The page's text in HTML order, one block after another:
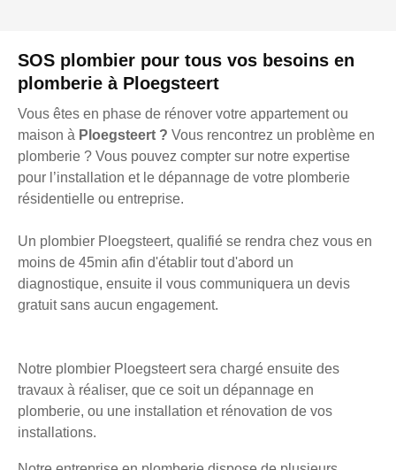
SOS plombier pour tous vos besoins en
plomberie à Ploegsteert
Vous êtes en phase de rénover votre appartement ou
maison à Ploegsteert ? Vous rencontrez un problème en
plomberie ? Vous pouvez compter sur notre expertise
pour l’installation et le dépannage de votre plomberie
résidentielle ou entreprise.
Un plombier Ploegsteert, qualifié se rendra chez vous en
moins de 45min afin d'établir tout d'abord un
diagnostique, ensuite il vous communiquera un devis
gratuit sans aucun engagement.
Notre plombier Ploegsteert sera chargé ensuite des
travaux à réaliser, que ce soit un dépannage en
plomberie, ou une installation et rénovation de vos
installations.